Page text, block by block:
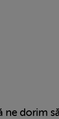
ne dorim